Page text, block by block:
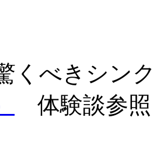
くべきシン
体験談参照